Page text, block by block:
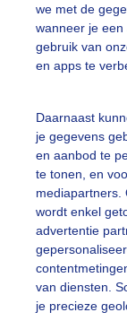
we met de
wanneer je
gebruik van
en apps te
Daarnaast
je gegevens
en aanbod te
te tonen, en
mediapartners.
wordt enkel
advertentie
van diensten.
je precieze
laat zich
Ruud Den Boer